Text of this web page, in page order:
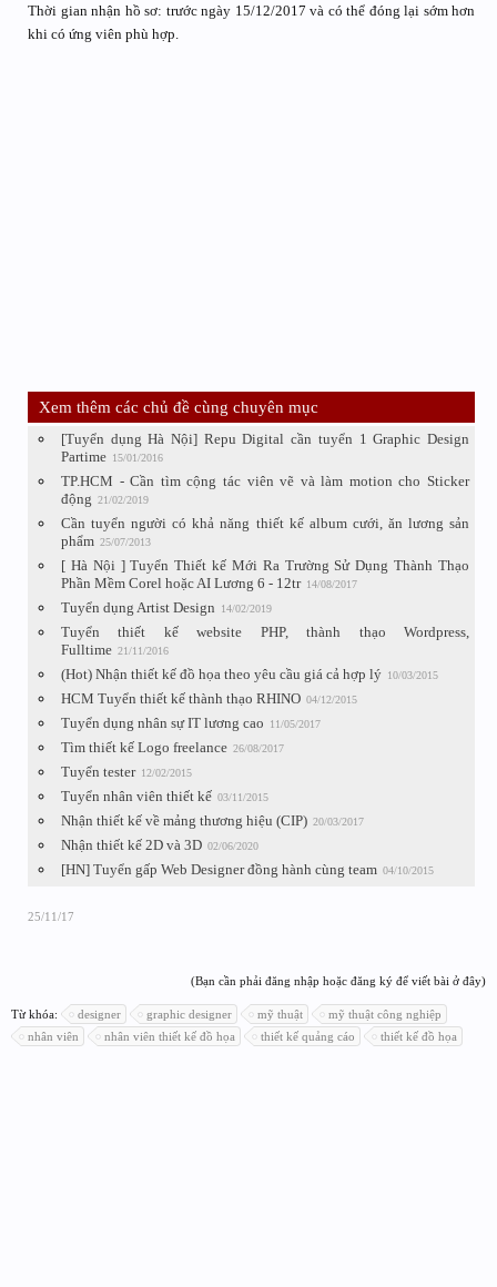
Thời gian nhận hồ sơ: trước ngày 15/12/2017 và có thể đóng lại sớm hơn
khi có ứng viên phù hợp.
Xem thêm các chủ đề cùng chuyên mục
[Tuyển dụng Hà Nội] Repu Digital cần tuyển 1 Graphic Design
Partime 15/01/2016
TP.HCM - Cần tìm cộng tác viên vẽ và làm motion cho Sticker
động 21/02/2019
Cần tuyển người có khả năng thiết kế album cưới, ăn lương sản
phẩm 25/07/2013
[ Hà Nội ] Tuyển Thiết kế Mới Ra Trường Sử Dụng Thành Thạo
Phần Mềm Corel hoặc AI Lương 6 - 12tr 14/08/2017
Tuyển dụng Artist Design 14/02/2019
Tuyển thiết kế website PHP, thành thạo Wordpress,
Fulltime 21/11/2016
(Hot) Nhận thiết kế đồ họa theo yêu cầu giá cả hợp lý 10/03/2015
HCM Tuyển thiết kế thành thạo RHINO 04/12/2015
Tuyển dụng nhân sự IT lương cao 11/05/2017
Tìm thiết kế Logo freelance 26/08/2017
Tuyển tester 12/02/2015
Tuyển nhân viên thiết kế 03/11/2015
Nhận thiết kế về mảng thương hiệu (CIP) 20/03/2017
Nhận thiết kế 2D và 3D 02/06/2020
[HN] Tuyển gấp Web Designer đồng hành cùng team 04/10/2015
25/11/17
(Bạn cần phải đăng nhập hoặc đăng ký để viết bài ở đây)
Từ khóa: designer graphic designer mỹ thuật
mỹ thuật công nghiệp
nhân viên
nhân viên thiết kế đồ họa thiết kế quảng cáo thiết kế đồ họa